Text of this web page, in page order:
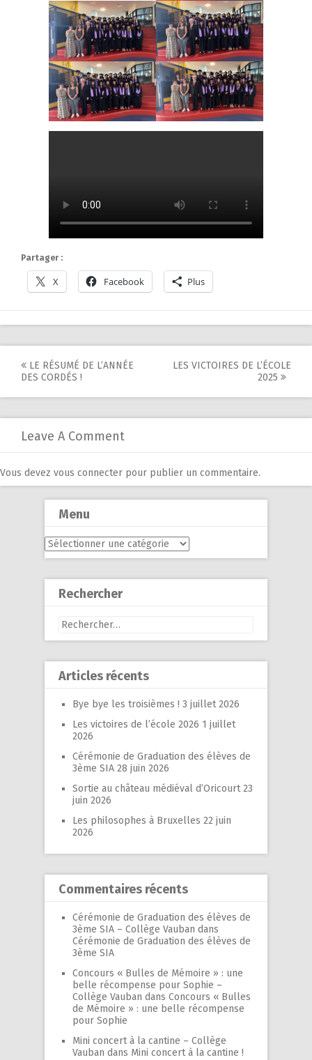
Partager :
X Facebook Plus
Post
navigation
LE RÉSUMÉ DE L’ANNÉE
DES CORDÉS !
LES VICTOIRES DE L’ÉCOLE
2025
Leave A Comment
Vous devez vous connecter pour publier un commentaire.
Menu
Menu
Rechercher
Rechercher :
Articles récents
Bye bye les troisièmes ! 3 juillet 2026
Les victoires de l’école 2026 1 juillet
2026
Cérémonie de Graduation des élèves de
3ème SIA 28 juin 2026
Sortie au château médiéval d’Oricourt 23
juin 2026
Les philosophes à Bruxelles 22 juin
2026
Commentaires récents
Cérémonie de Graduation des élèves de
3ème SIA – Collège Vauban dans
Cérémonie de Graduation des élèves de
3ème SIA
Concours « Bulles de Mémoire » : une
belle récompense pour Sophie –
Collège Vauban dans Concours « Bulles
de Mémoire » : une belle récompense
pour Sophie
Mini concert à la cantine – Collège
Vauban dans Mini concert à la cantine !